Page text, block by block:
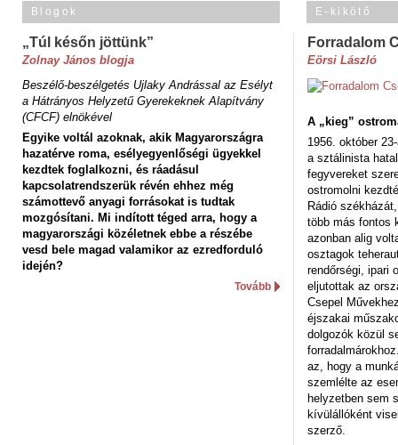
Blogok
„Túl későn jöttünk”
Zolnay János blogja
Beszélő-beszélgetés Ujlaky Andrással az Esélyt
a Hátrányos Helyzetű Gyerekeknek Alapítvány
(CFCF) elnökével
Egyike voltál azoknak, akik Magyarországra
hazatérve roma, esélyegyenlőségi ügyekkel
kezdtek foglalkozni, és ráadásul
kapcsolatrendszerük révén ehhez még
számottevő anyagi forrásokat is tudtak
mozgósítani. Mi indított téged arra, hogy a
magyarországi közéletnek ebbe a részébe
vesd bele magad valamikor az ezredforduló
idején?
Tovább
E-kikötő
Forradalom
Eörsi László
A „kieg”
1956. október
a sztálinista
fegyvereket
ostromolni
Rádió
több más fontos
azonban alig
osztagok
rendőrségi, ipari
eljutottak az
Csepel
éjszakai
dolgozók közül
az, hogy a
szemlélte az
helyzetben sem
kívülállóként
szerző.